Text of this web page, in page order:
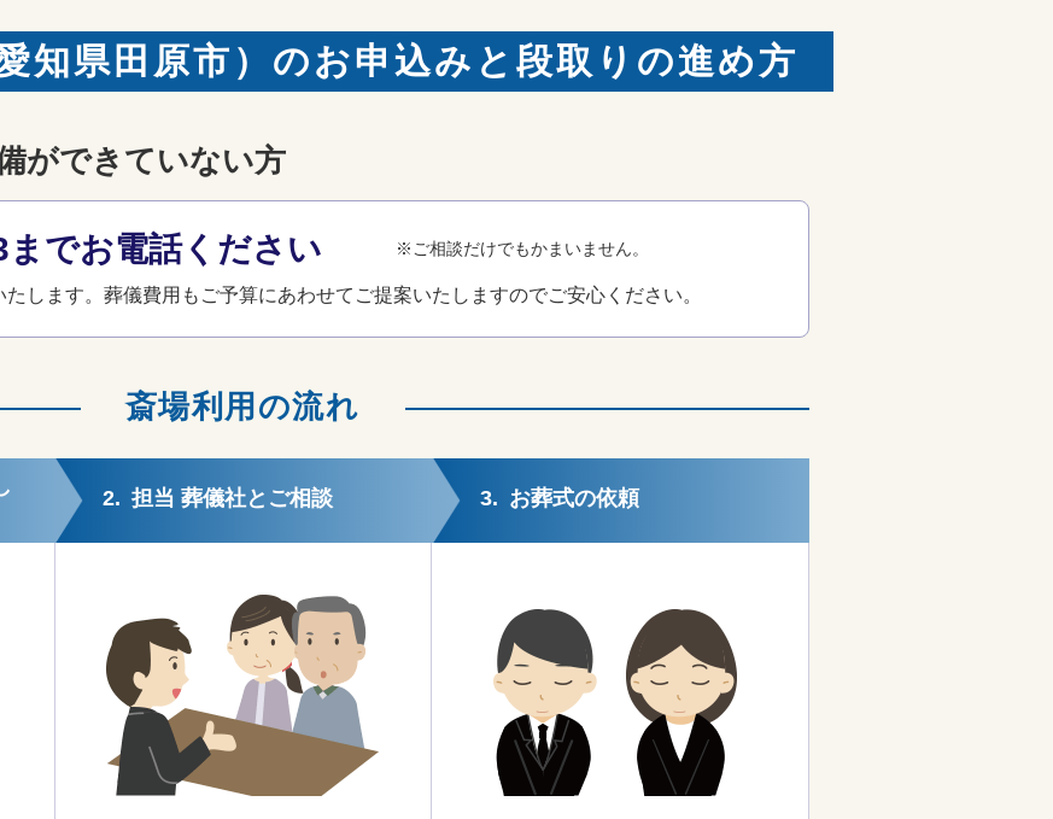
知県田原市）のお申込みと段取りの進め方
ができていない方
でお電話ください
します。葬儀費用もご予算にあわせてご提案いたしますのでご安心ください。
※ご相談だけでもかまいません。
斎場利用の流れ
2. 担当 葬儀社とご相談 3. お葬式の依頼